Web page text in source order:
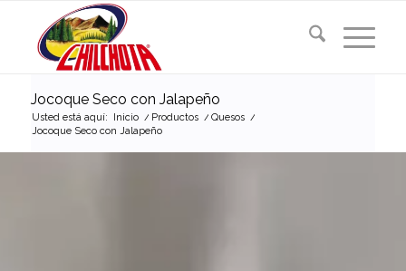
Jocoque Seco con Jalapeño
Usted está aquí: Inicio / Productos / Quesos /
Jocoque Seco con Jalapeño